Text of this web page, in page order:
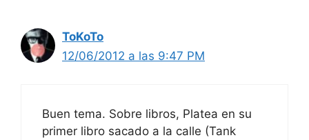
ToKoTo
12/06/2012 a las 9:47 PM
Buen tema. Sobre libros, Platea en su
primer libro sacado a la calle (Tank